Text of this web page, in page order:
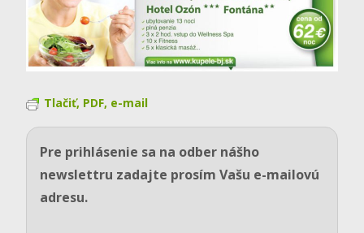
Tlačiť, PDF, e-mail
Pre prihlásenie sa na odber nášho
newslettru zadajte prosím Vašu e-mailovú
adresu.